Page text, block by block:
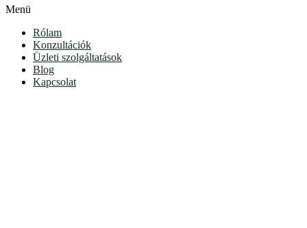
Menü
Rólam
Konzultációk
Üzleti szolgáltatások
Blog
Kapcsolat